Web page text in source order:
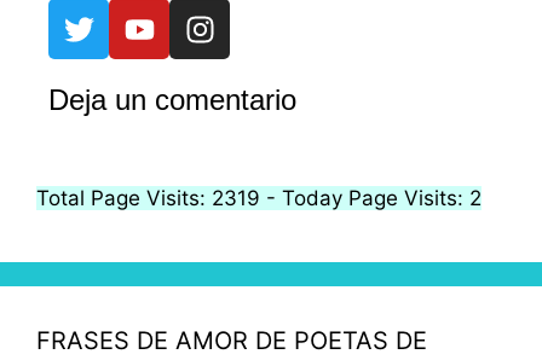
Deja un comentario
Total Page Visits: 2319 - Today Page Visits: 2
FRASES DE AMOR DE POETAS DE